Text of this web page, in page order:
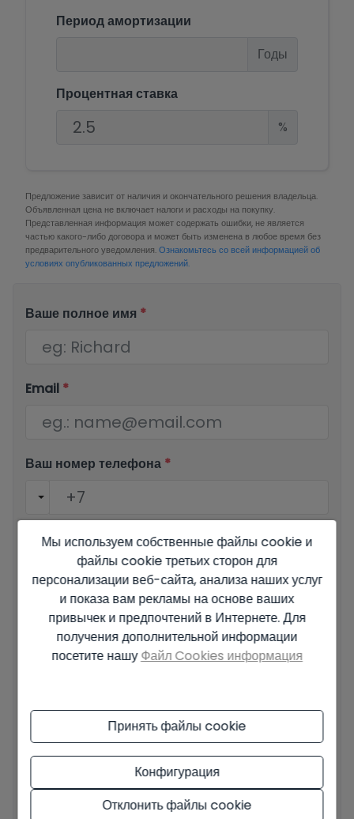
Период амортизации
Годы
Процентная ставка
%
Предложение зависит от наличия и окончательного решения владельца.
Объявленная цена не включает налоги и расходы на покупку.
Представленная информация может содержать ошибки, не является
частью какого-либо договора и может быть изменена в любое время без
предварительного уведомления.Ознакомьтесь со всей информацией об
условиях опубликованных предложений.
Ваше полное имя *
Email *
Ваш номер телефона *
Ваше сообщение
Основные сведения о защите данных на основе Европейского
конфиденциальности
Я принимаю коммерческие рассылки
Отправить запрос
Мы используем собственные файлы cookie и
файлы cookie третьих сторон для
персонализации веб-сайта, анализа наших услуг
и показа вам рекламы на основе ваших
привычек и предпочтений в Интернете. Для
получения дополнительной информации
посетите нашуФайл Cookies информация
Принять файлы cookie
Конфигурация
Отклонить файлы cookie